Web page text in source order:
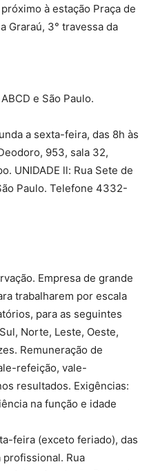
à estação Praça de
Graraú, 3° travessa da
e São Paulo.
a sexta-feira, das 8h às
953, sala 32,
UNIDADE ll: Rua Sete de
Paulo. Telefone 4332-
Empresa de grande
trabalharem por escala
para as seguintes
Norte, Leste, Oeste,
Remuneração de
refeição, vale-
resultados. Exigências:
na função e idade
feira (exceto feriado), das
Rua